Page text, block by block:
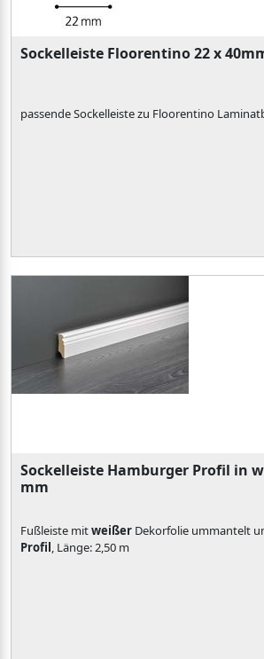
Sockelleiste Floorentino 22 x
passende Sockelleiste zu Floorentino
Sockelleiste Hamburger Profil in
mm
Fußleiste mitweißer Dekorfolie ummantelt
Profil, Länge: 2,50 m